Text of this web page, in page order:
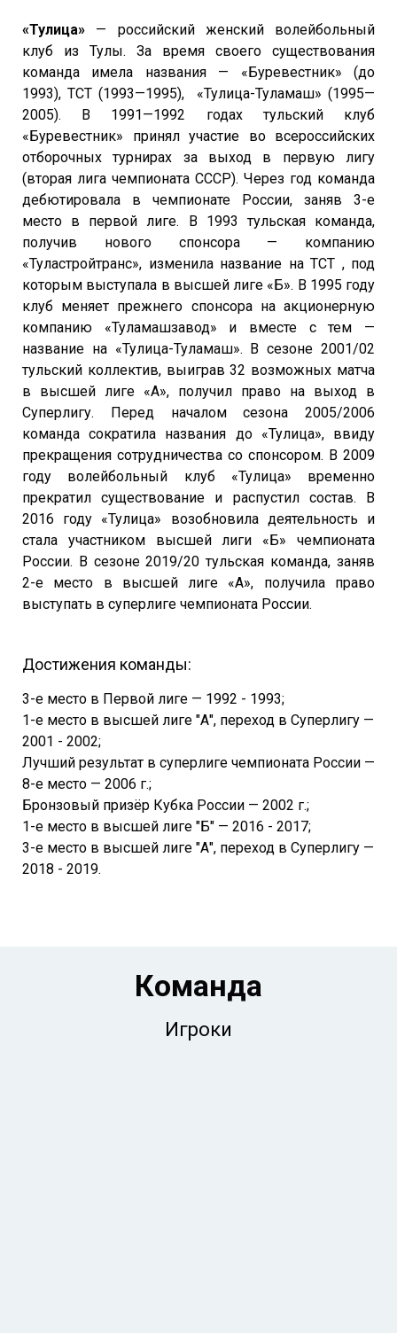
«Тулица» — российский женский волейбольный
клуб из Тулы. За время своего существования
команда имела названия — «Буревестник» (до
1993), ТСТ (1993—1995), «Тулица-Туламаш» (1995—
2005). В 1991—1992 годах тульский клуб
«Буревестник» принял участие во всероссийских
отборочных турнирах за выход в первую лигу
(вторая лига чемпионата СССР). Через год команда
дебютировала в чемпионате России, заняв 3-е
место в первой лиге. В 1993 тульская команда,
получив нового спонсора — компанию
«Туластройтранс», изменила название на ТСТ , под
которым выступала в высшей лиге «Б». В 1995 году
клуб меняет прежнего спонсора на акционерную
компанию «Туламашзавод» и вместе с тем —
название на «Тулица-Туламаш». В сезоне 2001/02
тульский коллектив, выиграв 32 возможных матча
в высшей лиге «А», получил право на выход в
Суперлигу. Перед началом сезона 2005/2006
команда сократила названия до «Тулица», ввиду
прекращения сотрудничества со спонсором. В 2009
году волейбольный клуб «Тулица» временно
прекратил существование и распустил состав. В
2016 году «Тулица» возобновила деятельность и
стала участником высшей лиги «Б» чемпионата
России. В сезоне 2019/20 тульская команда, заняв
2-е место в высшей лиге «А», получила право
выступать в суперлиге чемпионата России.
Достижения команды:
3-е место в Первой лиге — 1992 - 1993;
1-е место в высшей лиге "А", переход в Суперлигу —
2001 - 2002;
Лучший результат в суперлиге чемпионата России —
8-е место — 2006 г.;
Бронзовый призёр Кубка России — 2002 г.;
1-е место в высшей лиге "Б" — 2016 - 2017;
3-е место в высшей лиге "А", переход в Суперлигу —
2018 - 2019.
Команда
Игроки